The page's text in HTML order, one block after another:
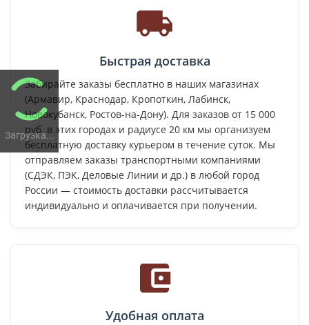
Загрузка...
Быстрая доставка
Забирайте заказы бесплатно в наших магазинах
(Армавир, Краснодар, Кропоткин, Лабинск,
Новокубанск, Ростов-на-Дону). Для заказов от 15 000
руб. в этих городах и радиусе 20 км мы организуем
бесплатную доставку курьером в течение суток. Мы
отправляем заказы транспортными компаниями
(СДЭК, ПЭК, Деловые Линии и др.) в любой город
России — стоимость доставки рассчитывается
индивидуально и оплачивается при получении.
Удобная оплата